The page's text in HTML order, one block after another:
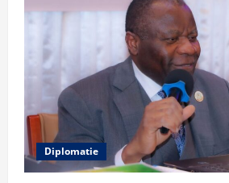
Diplomatie